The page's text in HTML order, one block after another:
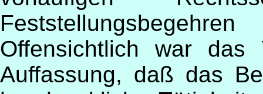
Offensichtlich war das
Auffassung, daß das